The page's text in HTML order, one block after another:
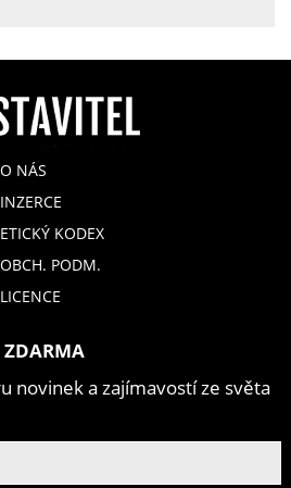
O NÁS
INZERCE
ETICKÝ KODEX
OBCH. PODM.
LICENCE
novinek a zajímavostí ze světa